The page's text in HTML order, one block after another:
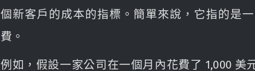
個新客戶的成本的指標。簡單來說，它指的是
費。
例如，假設一家公司在一個月內花費了 1,000 美